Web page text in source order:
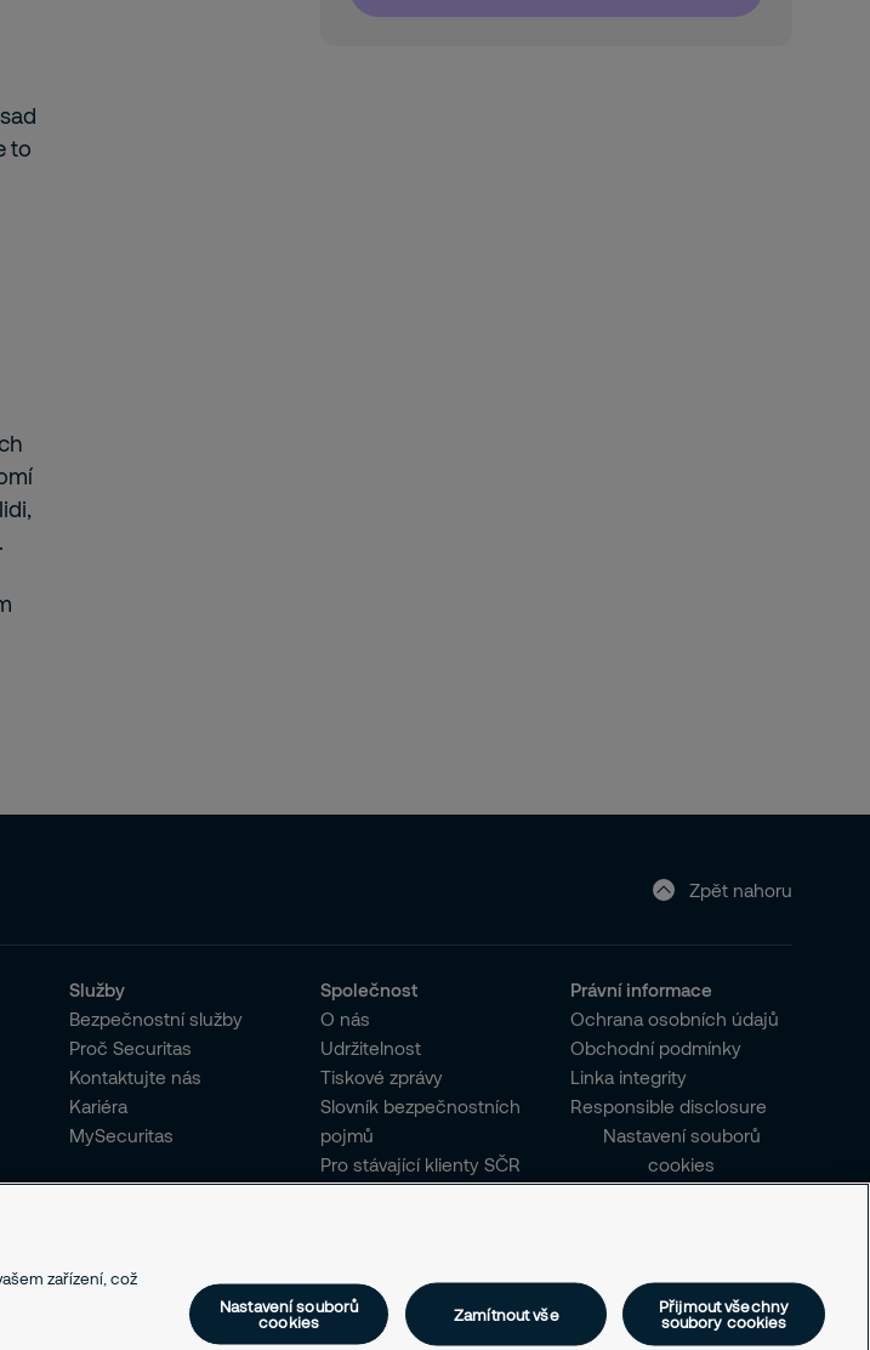
to
Zpět nahoru
Služby
Bezpečnostní služby
Proč Securitas
Kontaktujte nás
Kariéra
MySecuritas
Společnost
O nás
Udržitelnost
Tiskové zprávy
Slovník bezpečnostních
pojmů
Pro stávající klienty SČR
Právní informace
Ochrana osobních údajů
Obchodní podmínky
Linka integrity
Responsible disclosure
Nastavení souborů
cookies
zařízení, což
Nastavení souborů
cookies
Zamítnout vše
Přijmout všechny
soubory cookies